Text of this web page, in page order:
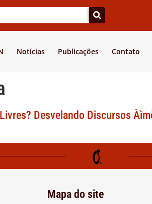
Notícias Publicações Contato
Desvelando Discursos
Mapa do site